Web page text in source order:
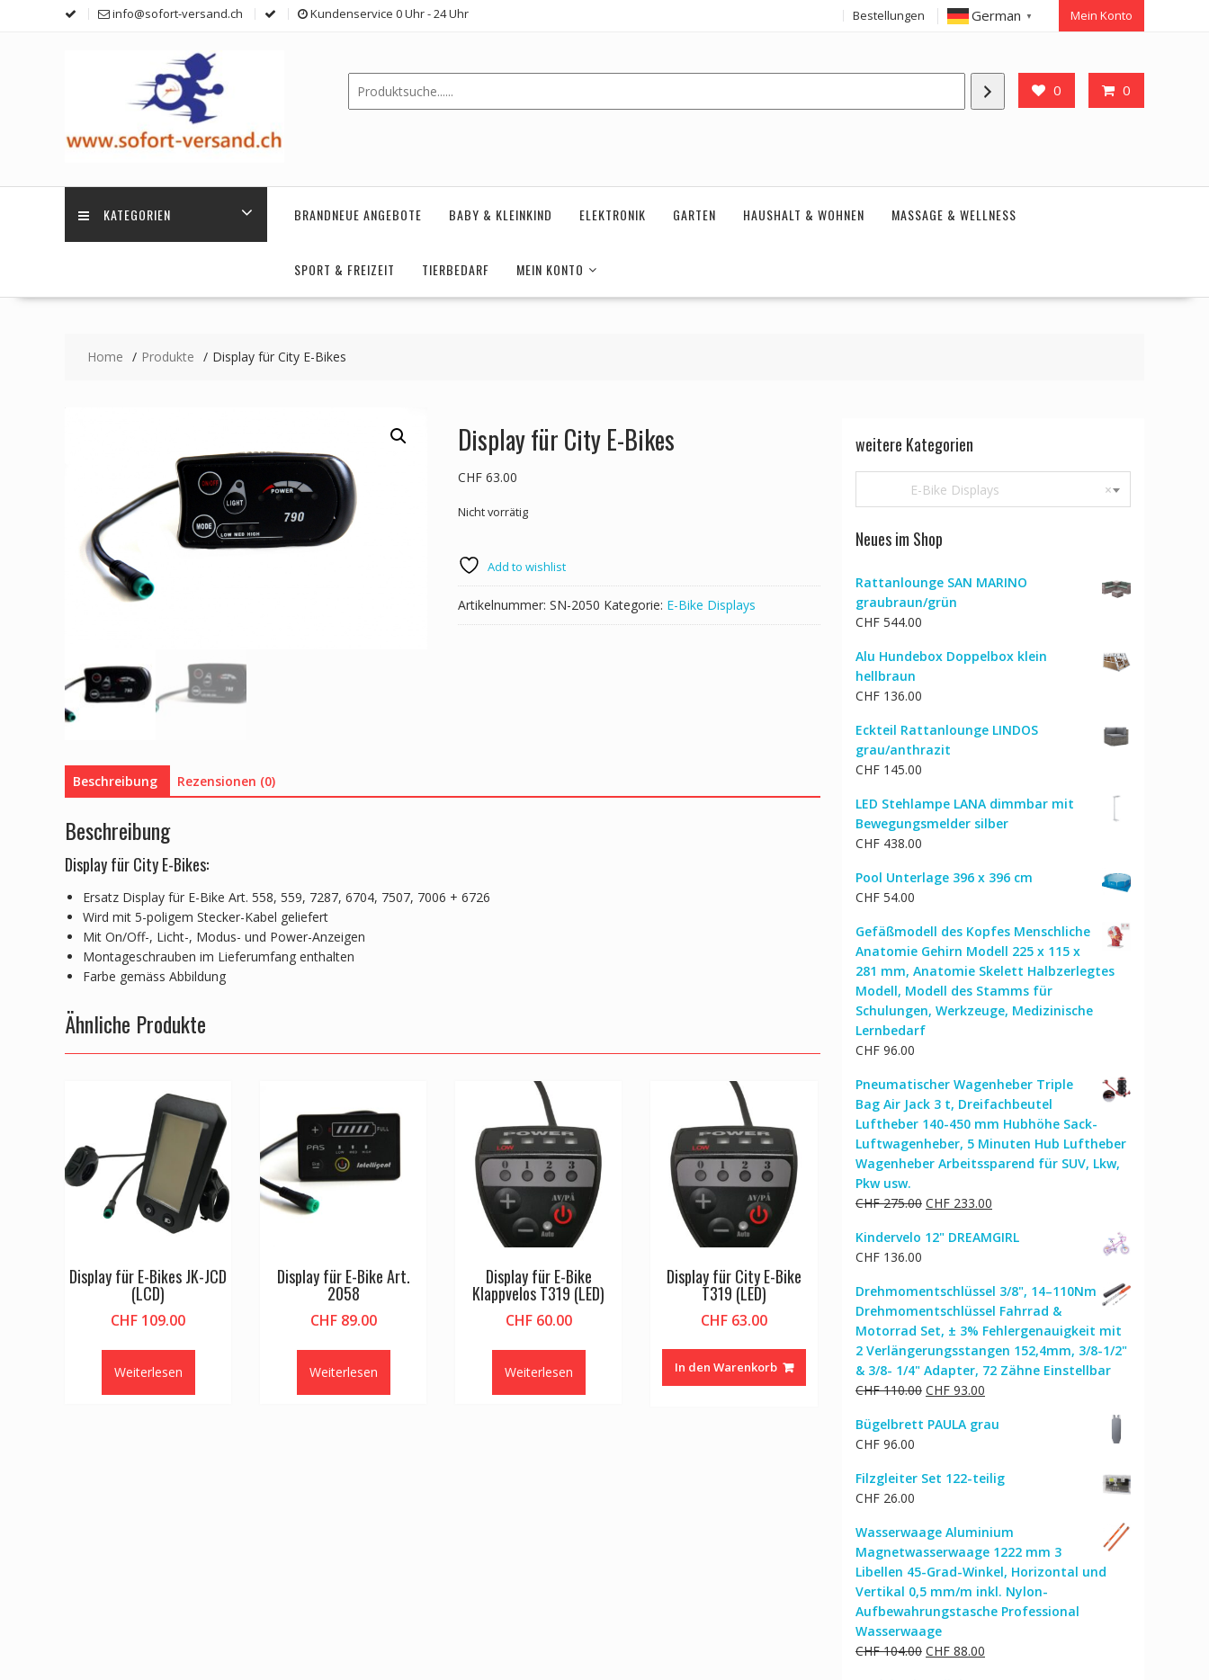
info@sofort-versand.ch Kundenservice 0 Uhr - 24 Uhr Bestellungen German ▼ Mein Konto
0 0
KATEGORIEN BRANDNEUE ANGEBOTE BABY & KLEINKIND ELEKTRONIK GARTEN HAUSHALT & WOHNEN MASSAGE & WELLNESS
SPORT & FREIZEIT TIERBEDARF MEIN KONTO
Home Produkte Display für City E-Bikes
Display für City E-Bikes
CHF63.00
Nicht vorrätig
Add to wishlist
Artikelnummer: SN-2050 Kategorie: E-Bike Displays
Beschreibung Rezensionen (0)
Beschreibung
Display für City E-Bikes:
Ersatz Display für E-Bike Art. 558, 559, 7287, 6704, 7507, 7006 + 6726
Wird mit 5-poligem Stecker-Kabel geliefert
Mit On/Off-, Licht-, Modus- und Power-Anzeigen
Montageschrauben im Lieferumfang enthalten
Farbe gemäss Abbildung
Ähnliche Produkte
Display für E-Bikes JK-JCD
(LCD)
CHF 109.00
Weiterlesen
Display für E-Bike Art.
2058
CHF89.00
Weiterlesen
Display für E-Bike
Klappvelos T319 (LED)
CHF60.00
Weiterlesen
Display für City E-Bike
T319 (LED)
CHF63.00
In den Warenkorb
weitere Kategorien
×
E-Bike Displays
Neues im Shop
Rattanlounge SAN MARINO
graubraun/grün
CHF 544.00
Alu Hundebox Doppelbox klein
hellbraun
CHF 136.00
Eckteil Rattanlounge LINDOS
grau/anthrazit
CHF 145.00
LED Stehlampe LANA dimmbar mit
Bewegungsmelder silber
CHF 438.00
Pool Unterlage 396 x 396 cm
CHF 54.00
Gefäßmodell des Kopfes Menschliche
Anatomie Gehirn Modell 225 x 115 x
281 mm, Anatomie Skelett Halbzerlegtes
Modell, Modell des Stamms für
Schulungen, Werkzeuge, Medizinische
Lernbedarf
CHF 96.00
Pneumatischer Wagenheber Triple
Bag Air Jack 3 t, Dreifachbeutel
Luftheber 140-450 mm Hubhöhe Sack-
Luftwagenheber, 5 Minuten Hub Luftheber
Wagenheber Arbeitssparend für SUV, Lkw,
Pkw usw.
CHF275.00 Ursprünglicher
war:
CHF 233.00
ist:
Kindervelo 12" DREAMGIRL
CHF 136.00
Drehmomentschlüssel 3/8", 14–110Nm
Drehmomentschlüssel Fahrrad &
Motorrad Set, ± 3% Fehlergenauigkeit mit
2 Verlängerungsstangen 152,4mm, 3/8-1/2"
& 3/8- 1/4" Adapter, 72 Zähne Einstellbar
CHF110.00 Ursprünglicher
war:
CHF 93.00
ist:
Bügelbrett PAULA grau
CHF 96.00
Filzgleiter Set 122-teilig
CHF 26.00
Wasserwaage Aluminium
Magnetwasserwaage 1222 mm 3
Libellen 45-Grad-Winkel, Horizontal und
Vertikal 0,5 mm/m inkl. Nylon-
Aufbewahrungstasche Professional
Wasserwaage
CHF104.00 Ursprünglicher
CHF 88.00